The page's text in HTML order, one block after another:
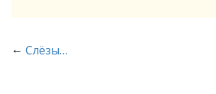
← Слёзы…